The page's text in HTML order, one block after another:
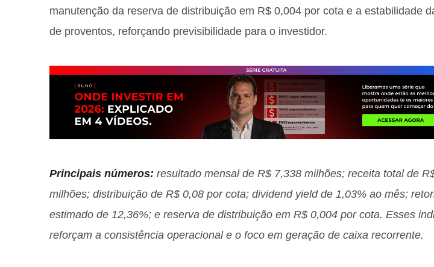
manutenção da reserva de distribuição em R$ 0,004 por cota e a estabilidade
de proventos, reforçando previsibilidade para o investidor.
Principais números: resultado mensal de R$ 7,338 milhões; receita total de
milhões; distribuição de R$ 0,08 por cota; dividend yield de 1,03% ao mês;
estimado de 12,36%; e reserva de distribuição em R$ 0,004 por cota. Esses
reforçam a consistência operacional e o foco em geração de caixa recorrente.